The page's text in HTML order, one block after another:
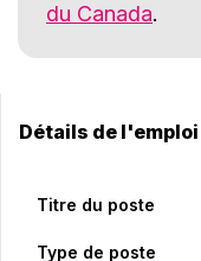
du Canada.
Détails de l'emploi
Titre du poste
Type de poste